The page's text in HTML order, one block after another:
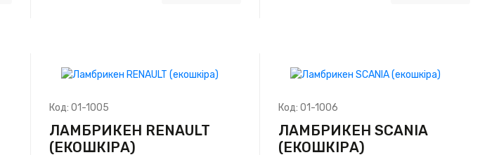
Код: 01-1005
ЛАМБРИКЕН RENAULT
(ЕКОШКІРА)
Код: 01-1006
ЛАМБРИКЕН SCANIA
(ЕКОШКІРА)